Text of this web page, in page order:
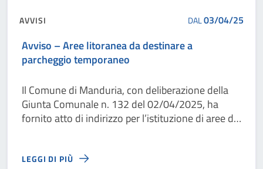
AVVISI DAL03/04/25
Avviso – Aree litoranea da destinare a
parcheggio temporaneo
Il Comune di Manduria, con deliberazione della
Giunta Comunale n. 132 del 02/04/2025, ha
fornito atto di indirizzo per l’istituzione di aree di
LEGGI DI PIÙ